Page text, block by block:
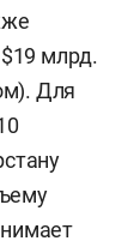
млрд.
Для